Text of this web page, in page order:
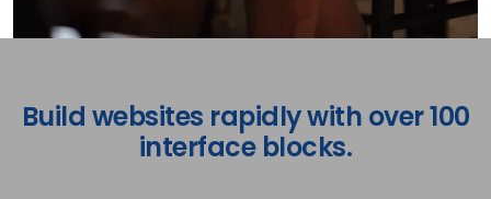
Build websites rapidly with over 100
interface blocks.